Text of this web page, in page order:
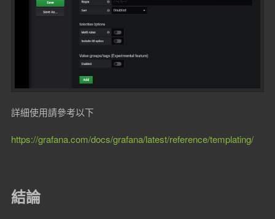
詳細使用請參考以下
https://grafana.com/docs/grafana/latest/reference/templating/
結論